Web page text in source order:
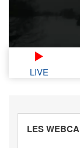
LIVE
LES